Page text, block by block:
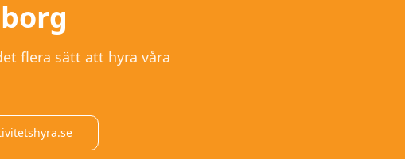
flera sätt att hyra våra